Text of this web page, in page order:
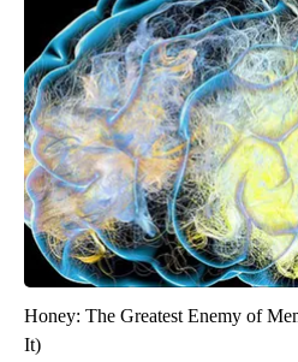
Honey: The Greatest Enemy of
It)